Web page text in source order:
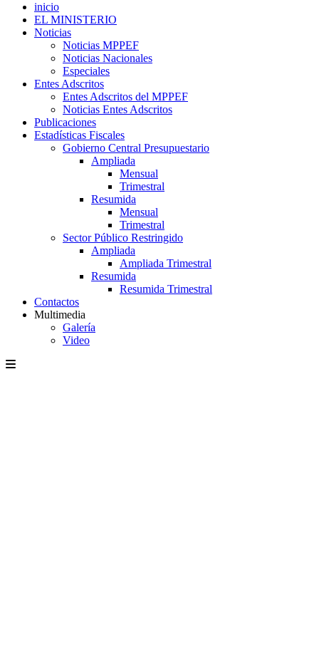
inicio
EL MINISTERIO
Noticias
Noticias MPPEF
Noticias Nacionales
Especiales
Entes Adscritos
Entes Adscritos del MPPEF
Noticias Entes Adscritos
Publicaciones
Estadísticas Fiscales
Gobierno Central Presupuestario
Ampliada
Mensual
Trimestral
Resumida
Mensual
Trimestral
Sector Público Restringido
Ampliada
Ampliada Trimestral
Resumida
Resumida Trimestral
Contactos
Multimedia
Galería
Video